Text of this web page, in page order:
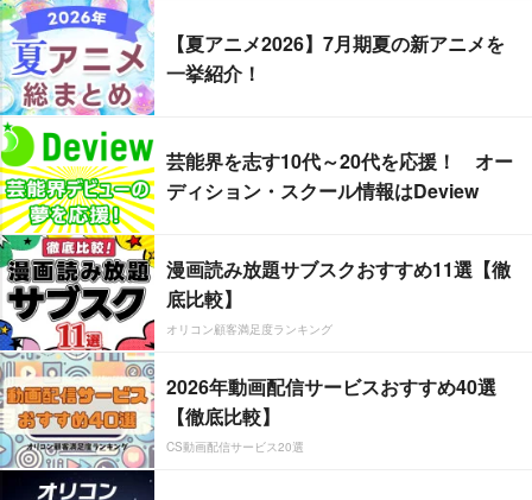
【夏アニメ2026】7月期夏の新アニメを
一挙紹介！
芸能界を志す10代～20代を応援！ オー
ディション・スクール情報はDeview
漫画読み放題サブスクおすすめ11選【徹
底比較】
オリコン顧客満足度ランキング
2026年動画配信サービスおすすめ40選
【徹底比較】
CS動画配信サービス20選